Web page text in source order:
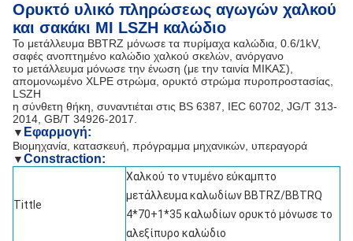
Ορυκτό υλικό πληρώσεως αγωγών χαλκού
και σακάκι MI LSZH καλώδιο
Το μετάλλευμα BBTRZ μόνωσε τα πυρίμαχα καλώδια, 0.6/1kV,
σαφές ανοπτημένο καλώδιο χαλκού σκελών, ανόργανο
το μετάλλευμα μόνωσε την ένωση (με την ταινία ΜΙΚΑΣ),
απομονωμένο XLPE στρώμα, ορυκτό στρώμα πυροπροστασίας,
LSZH
η σύνθετη θήκη, συναντιέται στις BS 6387, IEC 60702, JG/T 313-
2014, GB/T 34926-2017.
▼ Εφαρμογή:
Βιομηχανία, κατασκευή, πρόγραμμα μηχανικών, υπεραγορά
▼Constraction:
Tittle
Χαλκού το ντυμένο εύκαμπτο
μετάλλευμα καλωδίων BBTRZ/BBTRQ
4*70+1*35 καλωδίων ορυκτό μόνωσε το
αλεξίπυρο καλώδιο